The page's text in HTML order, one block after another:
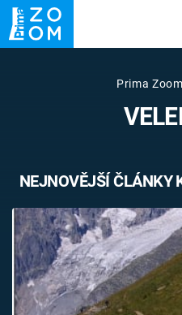
UFO
VETŘELCI
Témata
Témata
Pořady
Prima Zoom
NEJNOVĚJŠÍ ČLÁNKY